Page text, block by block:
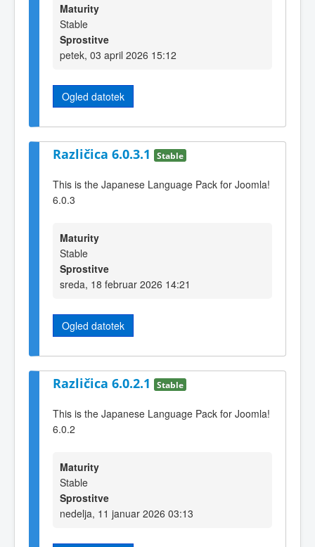
Maturity
Stable
Sprostitve
petek, 03 april 2026 15:12
Ogled datotek
Različica 6.0.3.1 Stable
This is the Japanese Language Pack for Joomla!
6.0.3
Maturity
Stable
Sprostitve
sreda, 18 februar 2026 14:21
Ogled datotek
Različica 6.0.2.1 Stable
This is the Japanese Language Pack for Joomla!
6.0.2
Maturity
Stable
Sprostitve
nedelja, 11 januar 2026 03:13